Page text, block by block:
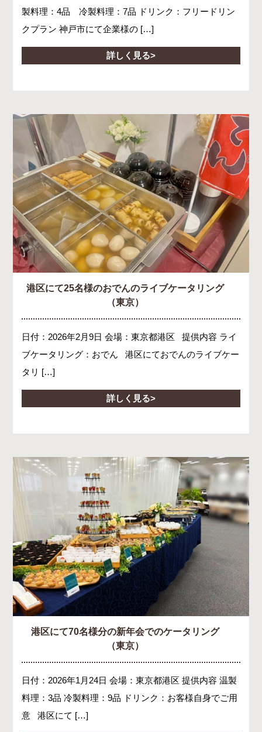
製料理：4品 冷製料理：7品 ドリンク：フリードリン
クプラン 神戸市にて企業様の […]
詳しく見る
港区にて25名様のおでんのライブケータリング
（東京）
日付：2026年2月9日 会場：東京都港区 提供内容 ライ
ブケータリング：おでん 港区にておでんのライブケー
タリ […]
詳しく見る
港区にて70名様分の新年会でのケータリング
（東京）
日付：2026年1月24日 会場：東京都港区 提供内容 温製
料理：3品 冷製料理：9品 ドリンク：お客様自身でご用
意 港区にて […]